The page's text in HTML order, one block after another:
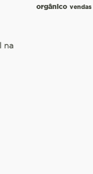
na
orgânico vendas